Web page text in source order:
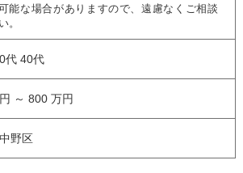
能な場合がありますので、遠慮なくご相談
。
代 40代
～ 800 万円
野区